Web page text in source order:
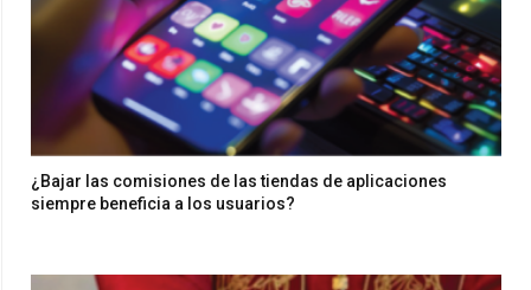
¿Bajar las comisiones de las tiendas de aplicaciones
siempre beneficia a los usuarios?